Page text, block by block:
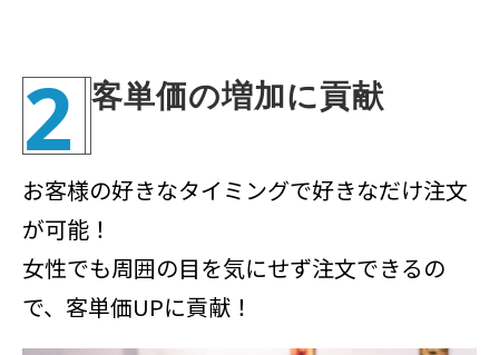
2 客単価の増加に貢献
お客様の好きなタイミングで好きなだけ注文
が可能！
女性でも周囲の目を気にせず注文できるの
で、客単価UPに貢献！